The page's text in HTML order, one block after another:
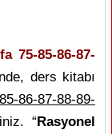
75-85-86-87-
ders kitabı
86-87-88-89-
“Rasyonel